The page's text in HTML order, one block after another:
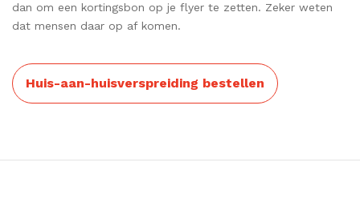
dan om een kortingsbon op je flyer te zetten. Zeker weten
dat mensen daar op af komen.
Huis-aan-huisverspreiding bestellen